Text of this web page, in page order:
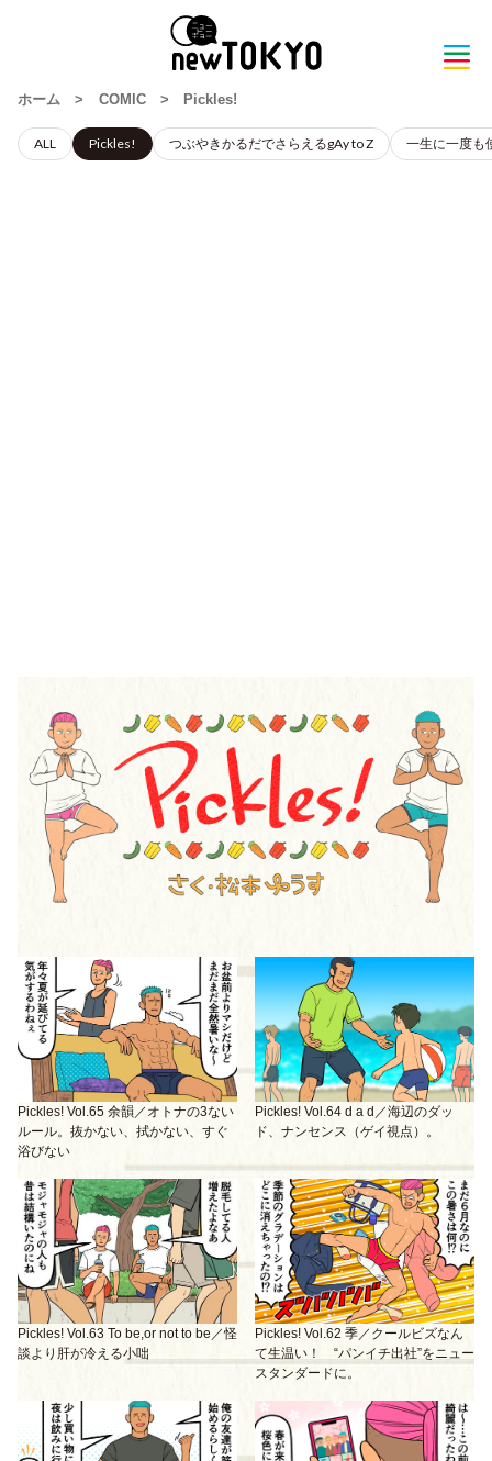
ホーム > COMIC > Pickles!
ALL Pickles! つぶやきかるだでさらえるgAy to Z 一生に一度も
Pickles! Vol.65 余韻／オトナの3ない
ルール。抜かない、拭かない、すぐ
浴びない
Pickles! Vol.64 d a d／海辺のダッ
ド、ナンセンス（ゲイ視点）。
Pickles! Vol.63 To be,or not to be／怪
談より肝が冷える小咄
Pickles! Vol.62 季／クールビズなん
て生温い！ “パンイチ出社”をニュー
スタンダードに。